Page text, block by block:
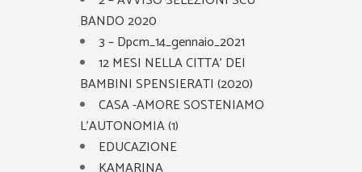
BANDO 2020
3 – Dpcm_14_gennaio_2021
12 MESI NELLA CITTA’ DEI
BAMBINI SPENSIERATI (2020)
CASA -AMORE SOSTENIAMO
L’AUTONOMIA (1)
EDUCAZIONE